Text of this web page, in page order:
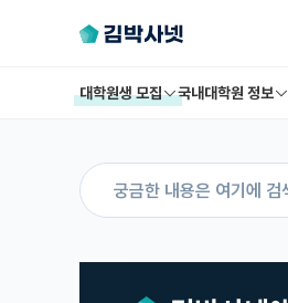
대학원생 모집 국내대학원 정보